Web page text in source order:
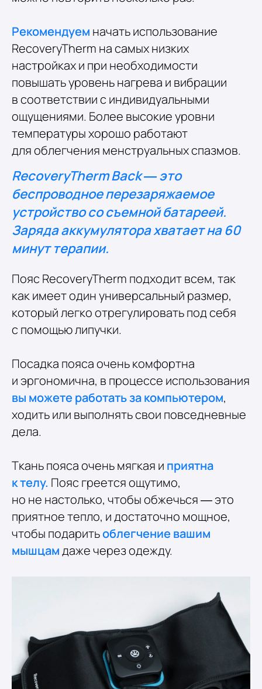
Рекомендуем начать использование
RecoveryTherm на самых низких
настройках и при необходимости
повышать уровень нагрева и вибрации
в соответствии с индивидуальными
ощущениями. Более высокие уровни
температуры хорошо работают
для облегчения менструальных спазмов.
RecoveryTherm Back — это
беспроводное перезаряжаемое
устройство со съемной батареей.
Заряда аккумулятора хватает на 60
минут терапии.
Пояс RecoveryTherm подходит всем, так
как имеет один универсальный размер,
который легко отрегулировать под себя
с помощью липучки.
Посадка пояса очень комфортна
и эргономична, в процессе использования
вы можете работать за компьютером,
ходить или выполнять свои повседневные
дела.
Ткань пояса очень мягкая и приятна
к телу. Пояс греется ощутимо,
но не настолько, чтобы обжечься — это
приятное тепло, и достаточно мощное,
чтобы подаритьоблегчение вашим
мышцамдаже через одежду.